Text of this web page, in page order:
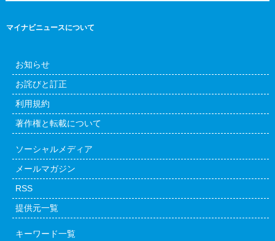
マイナビニュースについて
お知らせ
お詫びと訂正
利用規約
著作権と転載について
ソーシャルメディア
メールマガジン
RSS
提供元一覧
キーワード一覧